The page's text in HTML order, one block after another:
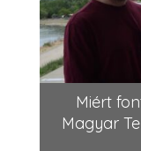
Miért
Magyar